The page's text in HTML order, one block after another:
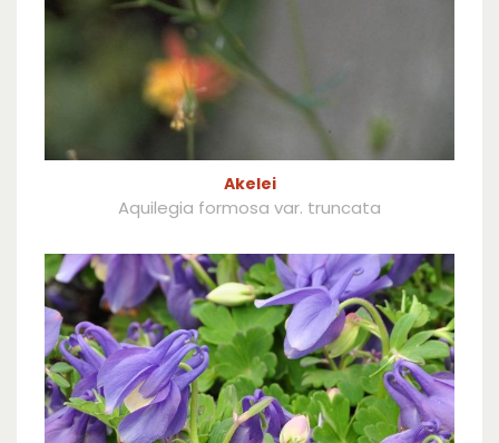
Akelei
Aquilegia formosa var. truncata